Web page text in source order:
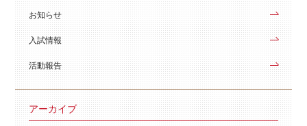
お知らせ
入試情報
活動報告
アーカイブ